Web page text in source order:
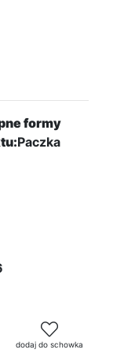
formy
Paczka
dodaj do schowka